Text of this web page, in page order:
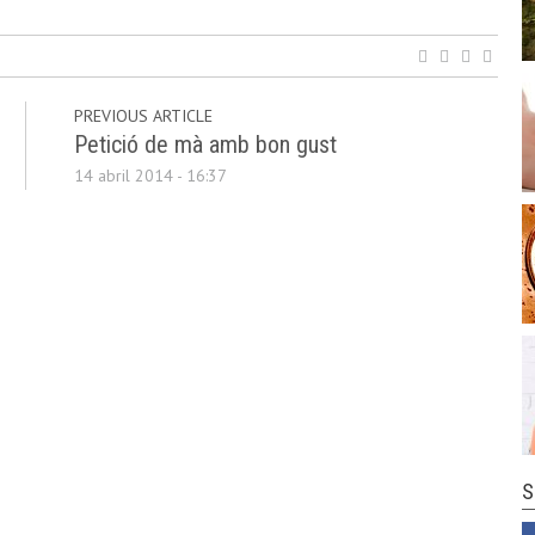
PREVIOUS ARTICLE
Petició de mà amb bon gust
14 abril 2014 - 16:37